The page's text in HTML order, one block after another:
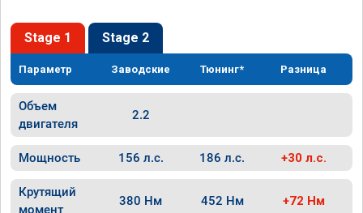
Stage 1 Stage 2
Параметр Заводские Тюнинг* Разница
Объем
двигателя
2.2
Мощность 156 л.с. 186 л.с. +30 л.с.
Крутящий
момент
380 Нм 452 Нм +72 Нм